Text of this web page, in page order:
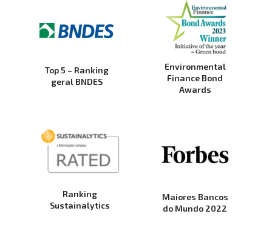
Environmental
Finance Bond
Awards
Top 5 – Ranking
geral BNDES
Ranking
Sustainalytics
Maiores Bancos
do Mundo 2022